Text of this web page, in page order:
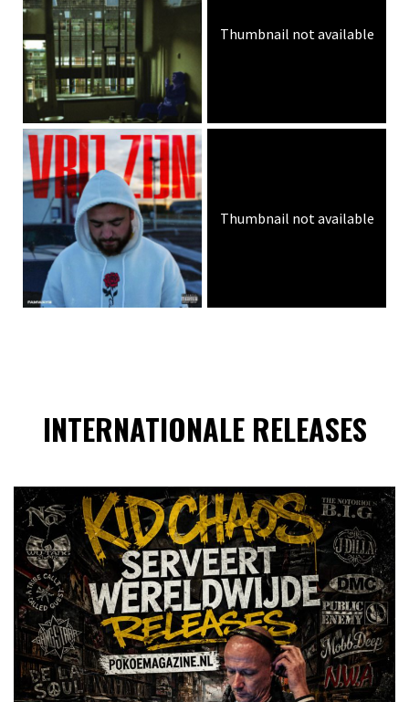
Thumbnail not available
Thumbnail not available
INTERNATIONALE RELEASES